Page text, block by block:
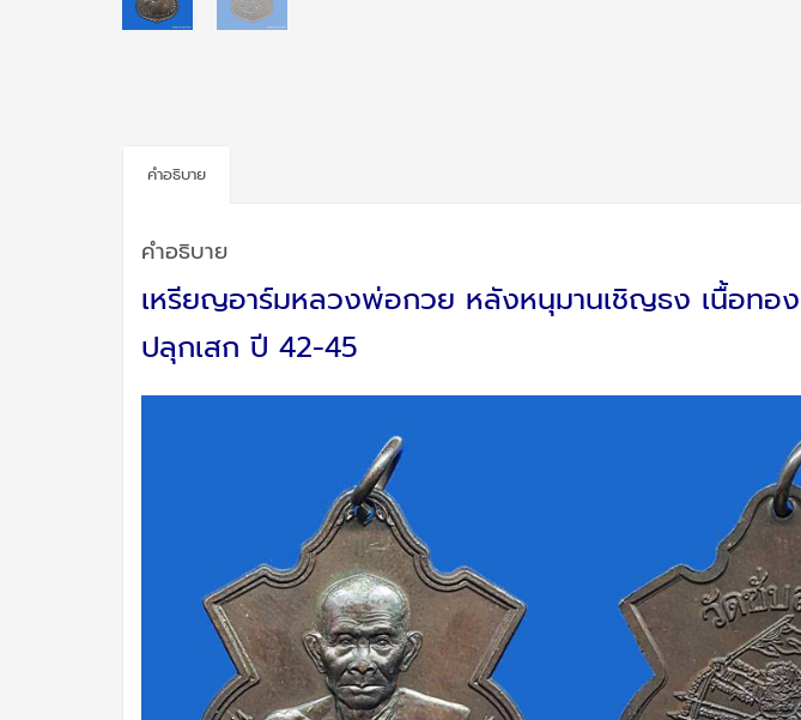
คำอธิบาย
คำอธิบาย
เหรียญอาร์มหลวงพ่อกวย หลังหนุมานเชิญธง เนื้อทอ
ปลุกเสก ปี 42-45